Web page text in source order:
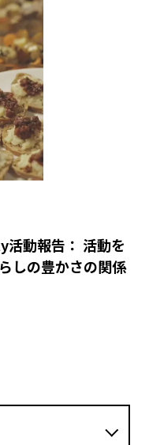
動報告： 活動を
しの豊かさの関係